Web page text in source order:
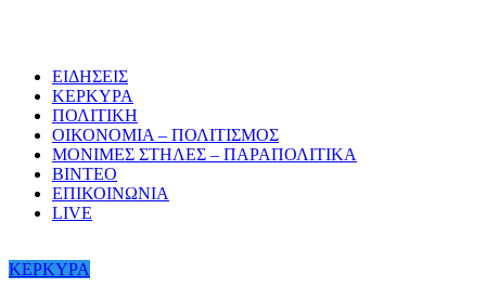
ΕΙΔΗΣΕΙΣ
ΚΕΡΚΥΡΑ
ΠΟΛΙΤΙΚΗ
ΟΙΚΟΝΟΜΙΑ – ΠΟΛΙΤΙΣΜΟΣ
ΜΟΝΙΜΕΣ ΣΤΗΛΕΣ – ΠΑΡΑΠΟΛΙΤΙΚΑ
ΒΙΝΤΕΟ
ΕΠΙΚΟΙΝΩΝΙΑ
LIVE
ΚΕΡΚΥΡΑ